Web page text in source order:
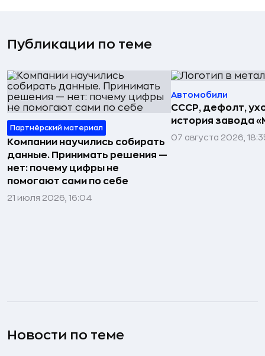
Публикации по теме
Партнёрский материал
Компании научились собирать
данные. Принимать решения —
нет: почему цифры не
помогают сами по себе
21 июля 2026, 16:04
Автомобили
СССР, дефолт,
история завода
07 августа 2026,
Новости по теме